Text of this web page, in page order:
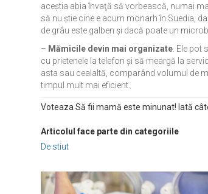
aceştia abia învaţă să vorbească, numai
să nu ştie cine e acum monarh în Suedia,
de grâu este galben şi dacă poate un
– Mămicile devin mai organizate . Ele
cu prietenele la telefon şi să meargă la
asta sau cealaltă, comparând volumul de
timpul mult mai eficient.
Voteaza Să fii mamă este minunat! Iată
Articolul face parte din categoriile
De stiut